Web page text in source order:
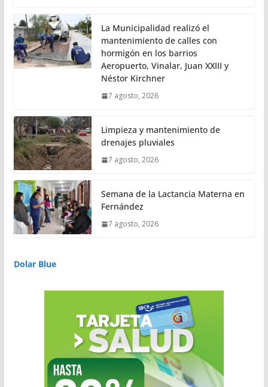
La Municipalidad realizó el
mantenimiento de calles con
hormigón en los barrios
Aeropuerto, Vinalar, Juan XXIII y
Néstor Kirchner
7 agosto, 2026
Limpieza y mantenimiento de
drenajes pluviales
7 agosto, 2026
Semana de la Lactancia Materna en
Fernández
7 agosto, 2026
Dolar Blue